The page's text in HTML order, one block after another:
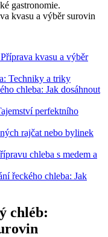
gastronomie.
kvasu a výběr
Techniky a triky
chleba: Jak dosáhnout
perfektního
rajčat nebo bylinek
chleba s medem a
řeckého chleba: Jak
chléb: